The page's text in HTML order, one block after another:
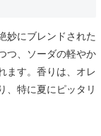
妙にブレンドされた
つ、ソーダの軽やか
ます。香りは、オレ
、特に夏にピッタリ